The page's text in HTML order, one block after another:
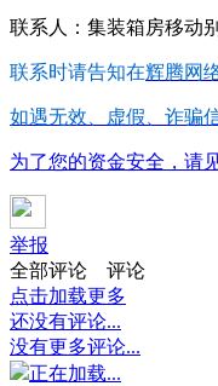
联系人：集装箱房移动
联系时请告知在辉腾网
如遇无效、虚假、诈骗
为了您的资金安全，请
举报
全部评论
评论
点击加载更多
还没有评论...
没有更多评论...
正在加载...